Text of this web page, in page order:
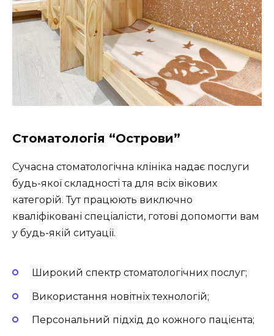
Стоматологія “Острови”
Сучасна стоматологічна клініка надає послуги
будь-якої складності та для всіх вікових
категорій. Тут працюють виключно
кваліфіковані спеціалісти, готові допомогти вам
у будь-якій ситуації.
Широкий спектр стоматологічних послуг;
Використання новітніх технологій;
Персональний підхід до кожного пацієнта;